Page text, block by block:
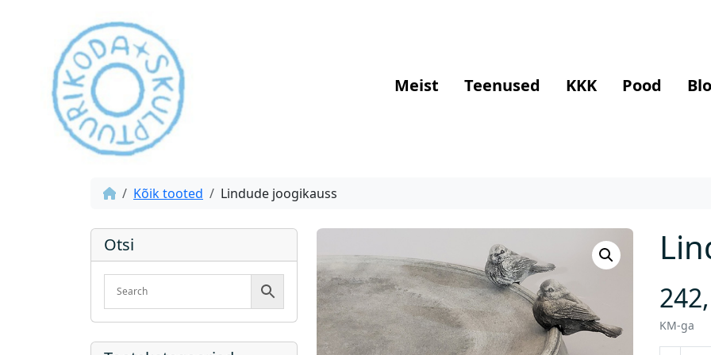
Meist Teenused KKK Pood
Kõik tooted Lindude joogikauss
Otsi
KM-ga